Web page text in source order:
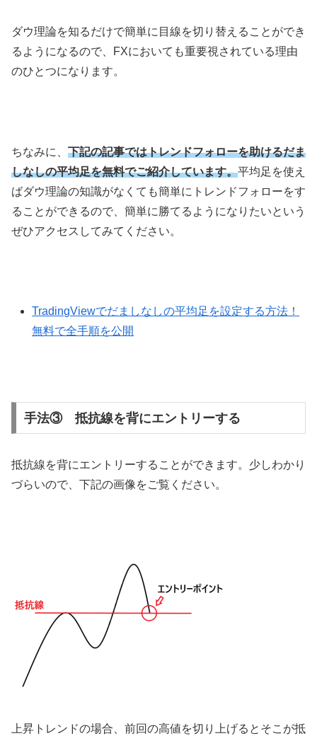
ダウ理論を知るだけで簡単に目線を切り替えることができ
るようになるので、
FXにおいても重要視されている理由
のひとつになります。
ちなみに、 下記の記事ではトレンドフォローを助けるだま
しなしの平均足を無料でご紹介しています。平均足を使え
ばダウ理論の知識がなくても簡単にトレンドフォローをす
ることができるので、簡単に勝てるようになりたいという
ぜひアクセスしてみてください。
TradingViewでだましなしの平均足を設定する方法！
無料で全手順を公開
手法③ 抵抗線を背にエントリーする
抵抗線を背にエントリーすることができます。少しわかり
づらいので、下記の画像をご覧ください。
上昇トレンドの場合、前回の高値を切り上げるとそこが抵